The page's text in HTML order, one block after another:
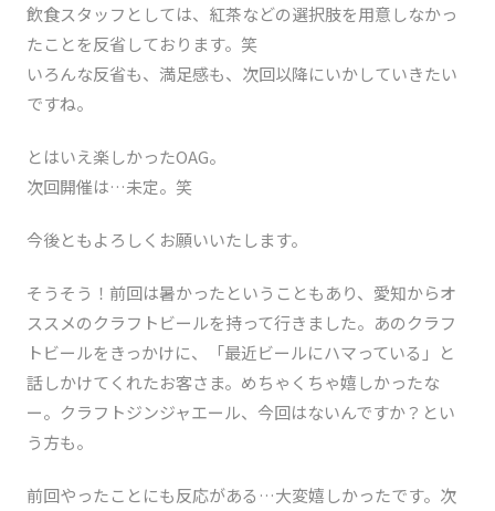
飲食スタッフとしては、紅茶などの選択肢を用意しなかっ
たことを反省しております。笑
いろんな反省も、満足感も、次回以降にいかしていきたい
ですね。
とはいえ楽しかったOAG。
次回開催は…未定。笑
今後ともよろしくお願いいたします。
そうそう！前回は暑かったということもあり、愛知からオ
ススメのクラフトビールを持って行きました。あのクラフ
トビールをきっかけに、「最近ビールにハマっている」と
話しかけてくれたお客さま。めちゃくちゃ嬉しかったな
ー。クラフトジンジャエール、今回はないんですか？とい
う方も。
前回やったことにも反応がある…大変嬉しかったです。次